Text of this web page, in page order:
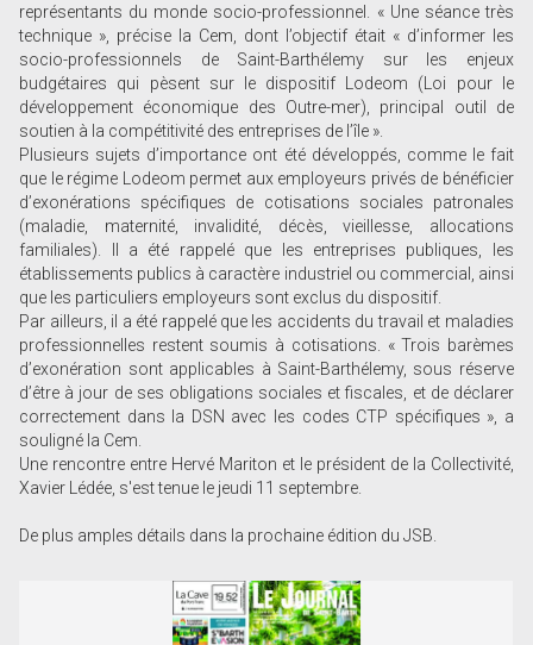
représentants du monde socio-professionnel. « Une séance très
technique », précise la Cem, dont l’objectif était « d’informer les
socio-professionnels de Saint-Barthélemy sur les enjeux
budgétaires qui pèsent sur le dispositif Lodeom (Loi pour le
développement économique des Outre-mer), principal outil de
soutien à la compétitivité des entreprises de l’île ».
Plusieurs sujets d’importance ont été développés, comme le fait
que le régime Lodeom permet aux employeurs privés de bénéficier
d’exonérations spécifiques de cotisations sociales patronales
(maladie, maternité, invalidité, décès, vieillesse, allocations
familiales). Il a été rappelé que les entreprises publiques, les
établissements publics à caractère industriel ou commercial, ainsi
que les particuliers employeurs sont exclus du dispositif.
Par ailleurs, il a été rappelé que les accidents du travail et maladies
professionnelles restent soumis à cotisations. « Trois barèmes
d’exonération sont applicables à Saint-Barthélemy, sous réserve
d’être à jour de ses obligations sociales et fiscales, et de déclarer
correctement dans la DSN avec les codes CTP spécifiques », a
souligné la Cem.
Une rencontre entre Hervé Mariton et le président de la Collectivité,
Xavier Lédée, s'est tenue le jeudi 11 septembre.
De plus amples détails dans la prochaine édition du JSB.